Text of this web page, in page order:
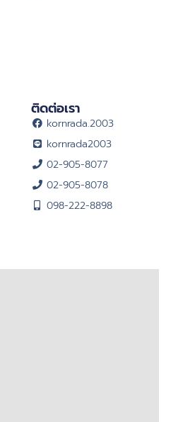
ติดต่อเรา
kornrada.2003
kornrada2003
02-905-8077
02-905-8078
098-222-8898